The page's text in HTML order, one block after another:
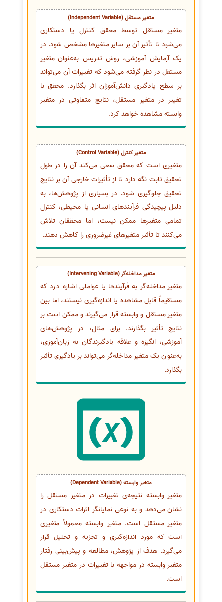
متغیر مستقل (Independent Variable)
متغیر مستقل توسط محقق کنترل یا دستکاری
می‌شود تا تأثیر آن بر سایر متغیرها مشخص شود. در
یک آزمایش آموزشی، روش تدریس به‌عنوان متغیر
مستقل در نظر گرفته می‌شود که تغییرات آن می‌تواند
بر سطح یادگیری دانش‌آموزان اثر بگذارد. محقق با
تغییر در متغیر مستقل، نتایج متفاوتی در متغیر
وابسته مشاهده خواهد کرد.
متغیر کنترل (Control Variable)
متغیری است که محقق سعی می‌کند آن را در طول
تحقیق ثابت نگه دارد تا از تأثیرات خارجی آن بر نتایج
تحقیق جلوگیری شود. در بسیاری از پژوهش‌ها، به
دلیل پیچیدگی فرآیندهای انسانی یا محیطی، کنترل
تمامی متغیرها ممکن نیست، اما محققان تلاش
می‌کنند تا تأثیر متغیرهای غیرضروری را کاهش دهند.
متغیر مداخله‌گر (Intervening Variable)
متغیر مداخله‌گر به فرآیندها یا عواملی اشاره دارد که
مستقیماً قابل مشاهده یا اندازه‌گیری نیستند، اما بین
متغیر مستقل و وابسته قرار می‌گیرند و ممکن است بر
نتایج تأثیر بگذارند. برای مثال، در پژوهش‌های
آموزشی، انگیزه و علاقه یادگیرندگان به زبان‌آموزی،
به‌عنوان یک متغیر مداخله‌گر می‌تواند بر یادگیری تأثیر
بگذارد.
متغیر وابسته (Dependent Variable)
متغیر وابسته نتیجه‌ی تغییرات در متغیر مستقل را
نشان می‌دهد و به نوعی نمایانگر اثرات دستکاری در
متغیر مستقل است. متغیر وابسته معمولاً متغیری
است که مورد اندازه‌گیری و تجزیه و تحلیل قرار
می‌گیرد. هدف از پژوهش، مطالعه و پیش‌بینی رفتار
متغیر وابسته در مواجهه با تغییرات در متغیر مستقل
است.